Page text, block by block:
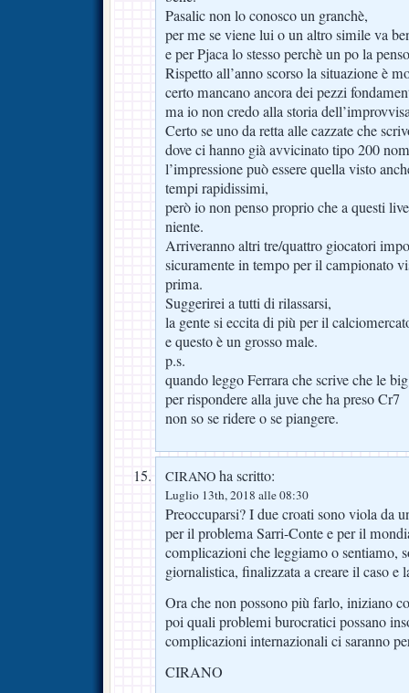
Pasalic non lo conosco un granchè,
per me se viene lui o un altro simile va
e per Pjaca lo stesso perchè un po la
Rispetto all’anno scorso la situazione è
certo mancano ancora dei pezzi
ma io non credo alla storia
Certo se uno da retta alle cazzate che
dove ci hanno già avvicinato tipo 200
l’impressione può essere quella visto
tempi rapidissimi,
però io non penso proprio che a questi
niente.
Arriveranno altri tre/quattro giocatori
sicuramente in tempo per il campionato
prima.
Suggerirei a tutti di rilassarsi,
la gente si eccita di più per il
e questo è un grosso male.
p.s.
quando leggo Ferrara che scrive che le
per rispondere alla juve che ha preso Cr7
non so se ridere o se piangere.
CIRANO ha scritto:
Luglio 13th, 2018 alle 08:30
Preoccuparsi? I due croati sono viola da
per il problema Sarri-Conte e per il
complicazioni che leggiamo o sentiamo,
giornalistica, finalizzata a creare il caso e
Ora che non possono più farlo, iniziano
poi quali problemi burocratici possano
complicazioni internazionali ci saranno
CIRANO